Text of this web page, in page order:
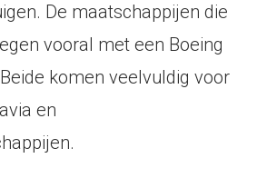
De maatschappijen die
vooral met een Boeing
komen veelvuldig voor
en